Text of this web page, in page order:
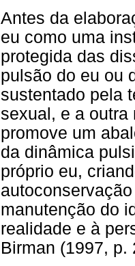
Antes da
eu como uma
protegida das
pulsão do eu ou
sustentado pela
sexual, e a outra
promove um
da dinâmica
próprio eu,
manutenção do
realidade e à
Birman (1997, p.